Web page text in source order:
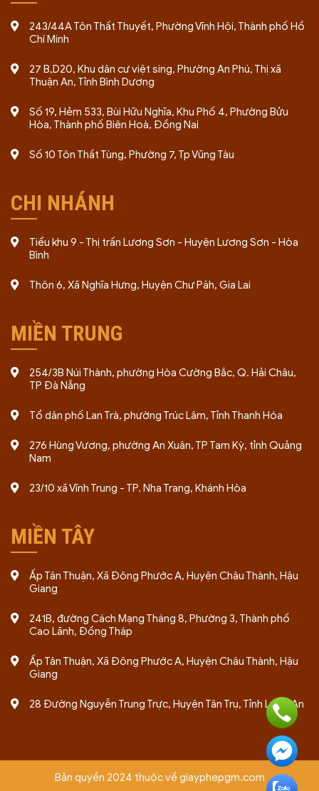
243/44A Tôn Thất Thuyết, Phường Vĩnh Hội, Thành phố Hồ
Chí Minh
27 B,D20, Khu dân cư việt sing, Phường An Phú, Thị xã
Thuận An, Tỉnh Bình Dương
Số 19, Hẻm 533, Bùi Hữu Nghĩa, Khu Phố 4, Phường Bửu
Hòa, Thành phố Biên Hoà, Đồng Nai
Số 10 Tôn Thất Tùng, Phường 7, Tp Vũng Tàu
CHI NHÁNH
Tiểu khu 9 - Thị trấn Lương Sơn - Huyện Lương Sơn - Hòa
Bình
Thôn 6, Xã Nghĩa Hưng, Huyện Chư Păh, Gia Lai
MIỀN TRUNG
254/3B Núi Thành, phường Hòa Cường Bắc, Q. Hải Châu,
TP Đà Nẵng
Tổ dân phố Lan Trà, phường Trúc Lâm, Tỉnh Thanh Hóa
276 Hùng Vương, phường An Xuân, TP Tam Kỳ, tỉnh Quảng
Nam
23/10 xã Vĩnh Trung - TP. Nha Trang, Khánh Hòa
MIỀN TÂY
Ấp Tân Thuận, Xã Đông Phước A, Huyện Châu Thành, Hậu
Giang
241B, đường Cách Mạng Tháng 8, Phường 3, Thành phố
Cao Lãnh, Đồng Tháp
Ấp Tân Thuận, Xã Đông Phước A, Huyện Châu Thành, Hậu
Giang
28 Đường Nguyễn Trung Trực, Huyện Tân Trụ, Tỉnh Long An
Bản quyền 2024 thuộc về giayphepgm.com